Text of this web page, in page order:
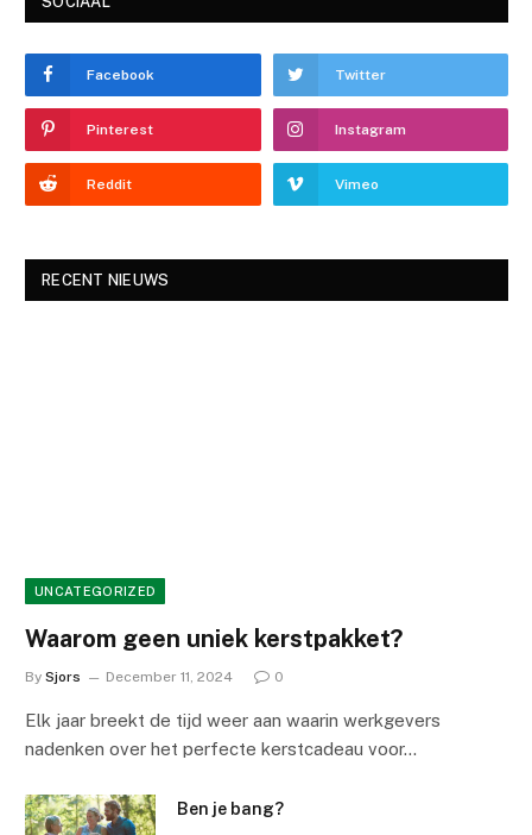
Facebook Twitter
Pinterest Instagram
Reddit Vimeo
RECENT NIEUWS
UNCATEGORIZED
Waarom geen uniek kerstpakket?
By Sjors December 11, 2024 0
Elk jaar breekt de tijd weer aan waarin werkgevers
nadenken over het perfecte kerstcadeau voor…
Ben je bang?